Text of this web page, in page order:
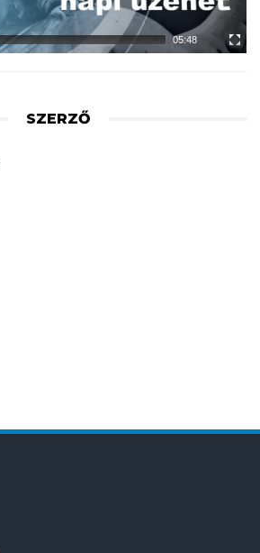
05:48
SZERZŐ